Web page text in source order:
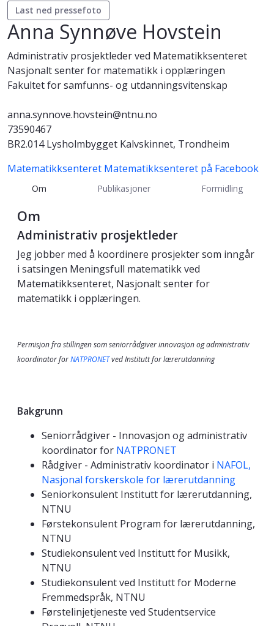
Last ned pressefoto
Anna Synnøve Hovstein
Administrativ prosjektleder ved Matematikksenteret
Nasjonalt senter for matematikk i opplæringen
Fakultet for samfunns- og utdanningsvitenskap
anna.synnove.hovstein@ntnu.no
73590467
BR2.014 Lysholmbygget Kalvskinnet, Trondheim
Matematikksenteret Matematikksenteret på Facebook
Om Publikasjoner Formidling
Om
Administrativ prosjektleder
Jeg jobber med å koordinere prosjekter som inngår
i satsingen Meningsfull matematikk ved
Matematikksenteret, Nasjonalt senter for
matematikk i opplæringen.
Permisjon fra stillingen som seniorrådgiver innovasjon og administrativ
koordinator forNATPRONETved Institutt for lærerutdanning
Bakgrunn
Seniorrådgiver - Innovasjon og administrativ
koordinator for NATPRONET
Rådgiver - Administrativ koordinator i NAFOL,
Nasjonal forskerskole for lærerutdanning
Seniorkonsulent Institutt for lærerutdanning,
NTNU
Førstekonsulent Program for lærerutdanning,
NTNU
Studiekonsulent ved Institutt for Musikk,
NTNU
Studiekonsulent ved Institutt for Moderne
Fremmedspråk, NTNU
Førstelinjetjeneste ved Studentservice